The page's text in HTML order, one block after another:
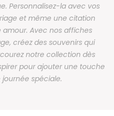
Personnalisez-la avec vos
et même une citation
Avec nos affiches
créez des souvenirs qui
notre collection dès
pour ajouter une touche
spéciale.